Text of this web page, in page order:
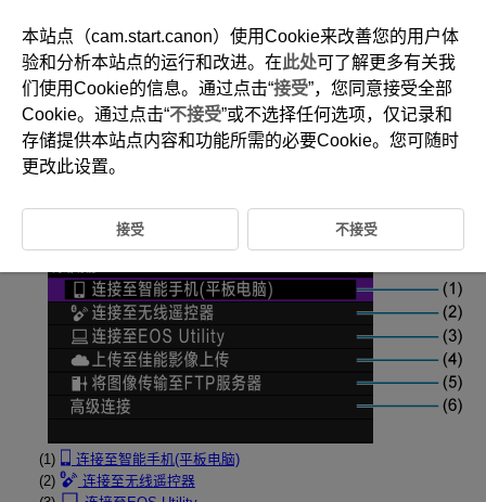
D388-174
设置页菜单：通信功能
(1)
连接至智能手机(平板电脑)
(2)
连接至无线遥控器
本站点（cam.start.canon）使用Cookie来改善您的用户体
验和分析本站点的运行和改进。在此处可了解更多有关我
们使用Cookie的信息。通过点击“接受”，您同意接受全部
Cookie。通过点击“不接受”或不选择任何选项，仅记录和
存储提供本站点内容和功能所需的必要Cookie。您可随时
更改此设置。
接受 不接受